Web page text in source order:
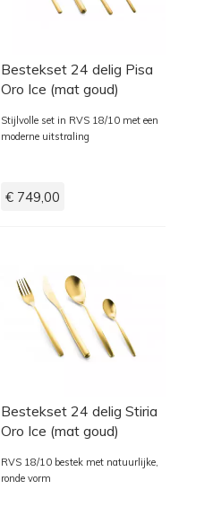
Bestekset 24 delig Pisa
Oro Ice (mat goud)
Stijlvolle set in RVS 18/10 met een
moderne uitstraling
€ 749,00
Bestekset 24 delig Stiria
Oro Ice (mat goud)
RVS 18/10 bestek met natuurlijke,
ronde vorm